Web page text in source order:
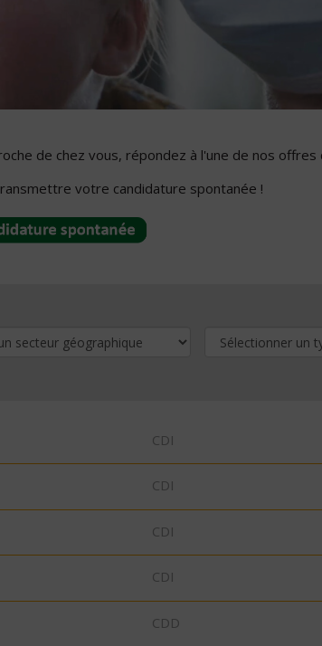
de chez vous, répondez à l'une de nos offres
votre candidature spontanée !
CDI
CDI
CDI
CDI
CDD